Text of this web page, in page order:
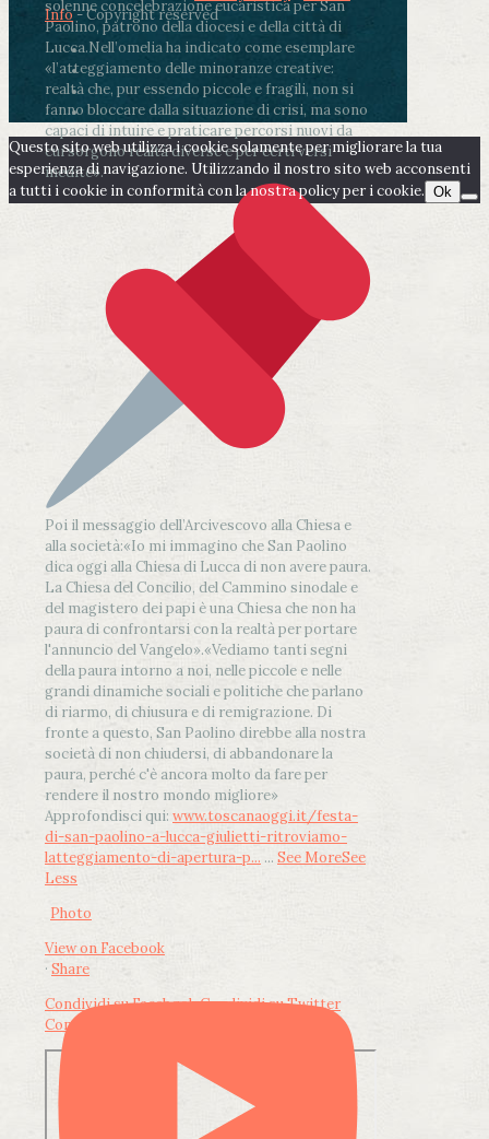
solenne concelebrazione eucaristica per San
Paolino, patrono della diocesi e della città di
Lucca.Nell’omelia ha indicato come esemplare
«l’atteggiamento delle minoranze creative:
realtà che, pur essendo piccole e fragili, non si
fanno bloccare dalla situazione di crisi, ma sono
capaci di intuire e praticare percorsi nuovi da
cui sorgono realtà diverse e per certi versi
inedite».
Poi il messaggio dell’Arcivescovo alla Chiesa e
alla società:«Io mi immagino che San Paolino
dica oggi alla Chiesa di Lucca di non avere paura.
La Chiesa del Concilio, del Cammino sinodale e
del magistero dei papi è una Chiesa che non ha
paura di confrontarsi con la realtà per portare
l'annuncio del Vangelo».«Vediamo tanti segni
della paura intorno a noi, nelle piccole e nelle
grandi dinamiche sociali e politiche che parlano
di riarmo, di chiusura e di remigrazione. Di
fronte a questo, San Paolino direbbe alla nostra
società di non chiudersi, di abbandonare la
paura, perché c'è ancora molto da fare per
rendere il nostro mondo migliore»
Approfondisci qui: www.toscanaoggi.it/festa-
di-san-paolino-a-lucca-giulietti-ritroviamo-
latteggiamento-di-apertura-p... ... See MoreSee
Less
Photo
View on Facebook
· Share
Condividi su FacebookCondividi su Twitter
Condividi su LinkedIn
Info- Copyright reserved
Questo sito web utilizza i cookie solamente per migliorare la tua
esperienza di navigazione. Utilizzando il nostro sito web acconsenti
a tutti i cookie in conformità con la nostra policy per i cookie. Ok